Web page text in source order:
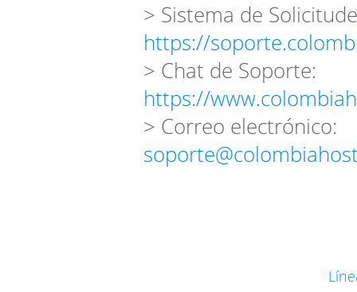
> Sistema de
https://
> Chat de Soporte:
https://
> Correo electrónico: